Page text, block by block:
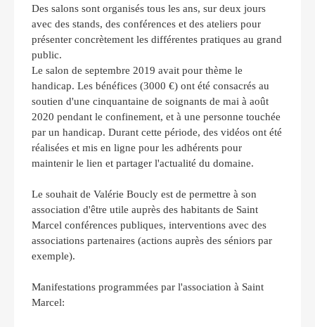
Des salons sont organisés tous les ans, sur deux jours
avec des stands, des conférences et des ateliers pour
présenter concrètement les différentes pratiques au grand
public.
Le salon de septembre 2019 avait pour thème le
handicap. Les bénéfices (3000 €) ont été consacrés au
soutien d'une cinquantaine de soignants de mai à août
2020 pendant le confinement, et à une personne touchée
par un handicap. Durant cette période, des vidéos ont été
réalisées et mis en ligne pour les adhérents pour
maintenir le lien et partager l'actualité du domaine.
Le souhait de Valérie Boucly est de permettre à son
association d'être utile auprès des habitants de Saint
Marcel conférences publiques, interventions avec des
associations partenaires (actions auprès des séniors par
exemple).
Manifestations programmées par l'association à Saint
Marcel: